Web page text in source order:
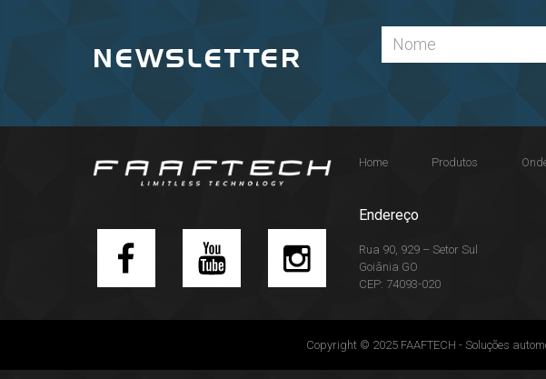
NEWSLETTER
Home Produtos
Endereço
Rua 90, 929 – Setor Sul
Goiânia GO
CEP: 74093-020
Copyright © 2025 FAAFTECH - Soluções